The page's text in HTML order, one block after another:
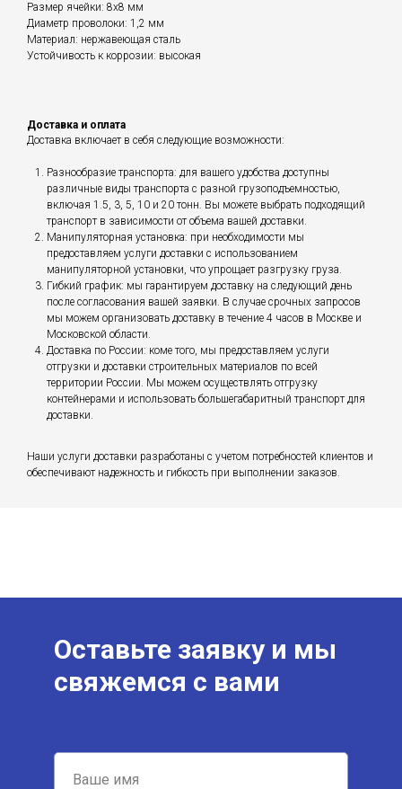
Размер ячейки: 8х8 мм
Диаметр проволоки: 1,2 мм
Материал: нержавеющая сталь
Устойчивость к коррозии: высокая
Доставка и оплата
Доставка включает в себя следующие возможности:
Разнообразие транспорта: для вашего удобства доступны
различные виды транспорта с разной грузоподъемностью,
включая 1.5, 3, 5, 10 и 20 тонн. Вы можете выбрать подходящий
транспорт в зависимости от объема вашей доставки.
Манипуляторная установка: при необходимости мы
предоставляем услуги доставки с использованием
манипуляторной установки, что упрощает разгрузку груза.
Гибкий график: мы гарантируем доставку на следующий день
после согласования вашей заявки. В случае срочных запросов
мы можем организовать доставку в течение 4 часов в Москве и
Московской области.
Доставка по России: коме того, мы предоставляем услуги
отгрузки и доставки строительных материалов по всей
территории России. Мы можем осуществлять отгрузку
контейнерами и использовать большегабаритный транспорт для
доставки.
Наши услуги доставки разработаны с учетом потребностей клиентов и
обеспечивают надежность и гибкость при выполнении заказов.
Оставьте заявку и мы
свяжемся с вами